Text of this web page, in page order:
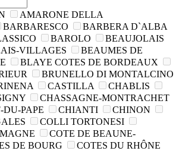
AMARONE DELLA
BARBARESCO
BARBERA D`ALBA
BAROLO
BEAUJOLAIS
VILLAGES
BEAUMES DE
BLAYE COTES DE BORDEAUX
BRUNELLO DI MONTALCINO
CASTILLA
CHABLIS
CHASSAGNE-MONTRACHET
PAPE
CHIANTI
CHINON
COLLI TORTONESI
COTE DE BEAUNE-
DE BOURG
COTES DU RHÔNE